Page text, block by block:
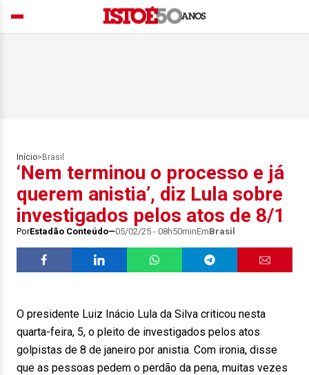
Início> Brasil
‘Nem terminou o processo e já
querem anistia’, diz Lula sobre
investigados pelos atos de 8/1
PorEstadão Conteúdo 05/02/25 - 08h50minEmBrasil
O presidente Luiz Inácio Lula da Silva criticou nesta
quarta-feira, 5, o pleito de investigados pelos atos
golpistas de 8 de janeiro por anistia. Com ironia, disse
que as pessoas pedem o perdão da pena, muitas vezes